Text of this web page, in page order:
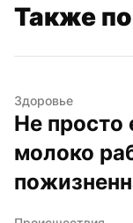
Также
Здоровье
Не просто
молоко